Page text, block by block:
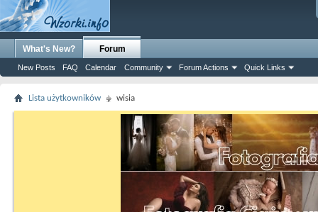
What's New? Forum
New Posts FAQ Calendar Community Forum Actions Quick Links
Lista użytkowników wisia